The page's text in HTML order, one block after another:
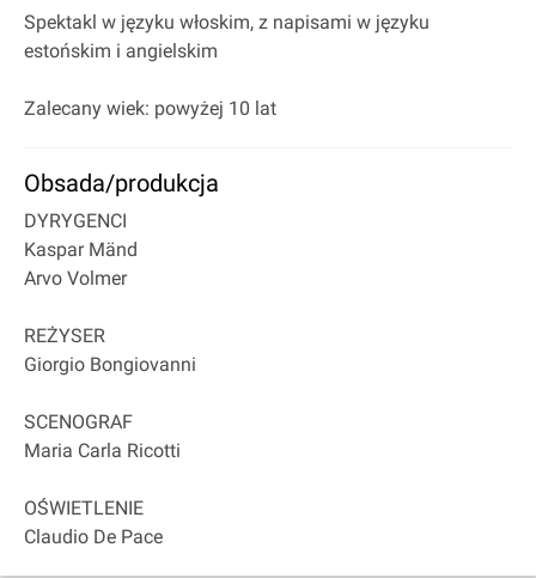
Spektakl w języku włoskim, z napisami w języku
estońskim i angielskim
Zalecany wiek: powyżej 10 lat
Obsada/produkcja
DYRYGENCI
Kaspar Mänd
Arvo Volmer
REŻYSER
Giorgio Bongiovanni
SCENOGRAF
Maria Carla Ricotti
OŚWIETLENIE
Claudio De Pace